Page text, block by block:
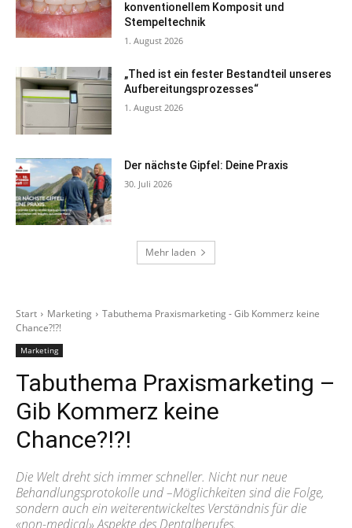
konventionellem Komposit und
Stempeltechnik
1. August 2026
„Thed ist ein fester Bestandteil unseres
Aufbereitungsprozesses“
1. August 2026
Der nächste Gipfel: Deine Praxis
30. Juli 2026
Mehr laden